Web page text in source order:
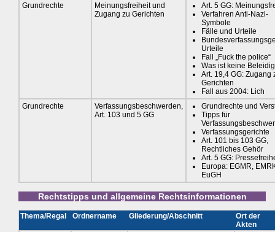
Grundrechte
Meinungsfreiheit und
Zugang zu Gerichten
Art. 5 GG:
Verfahren Anti-Nazi-
Symbole
Fälle und Urteile
Urteile
Fall „Fuck the police“
Was ist keine
Art. 19,4 GG: Zugang
Gerichten
Fall aus 2004: Lich
Grundrechte
Verfassungsbeschwerden,
Art. 103 und 5 GG
Grundrechte und
Tipps für
Verfassungsgerichte
Art. 101 bis 103 GG,
Rechtliches Gehör
Art. 5 GG:
Europa: EGMR,
EuGH
Rechtstipps und allgemeine Rechtsinformationen
Thema/Regal Ordnername Gliederung/Abschnitt
Ort der
Akten